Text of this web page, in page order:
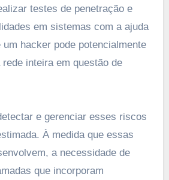
testes de penetração e
em sistemas com a ajuda
hacker pode potencialmente
inteira em questão de
e gerenciar esses riscos
À medida que essas
a necessidade de
que incorporam